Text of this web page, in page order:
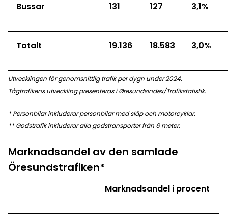
Bussar 131 127 3,1%
Totalt 19.136 18.583 3,0%
Utvecklingen för genomsnittlig trafik per dygn under 2024.
Tågtrafikens utveckling presenteras i Øresundsindex/Trafikstatistik.
* Personbilar inkluderar personbilar med släp och motorcyklar.
** Godstrafik inkluderar alla godstransporter från 6 meter.
Marknadsandel av den samlade
Öresundstrafiken*
Marknadsandel i procent